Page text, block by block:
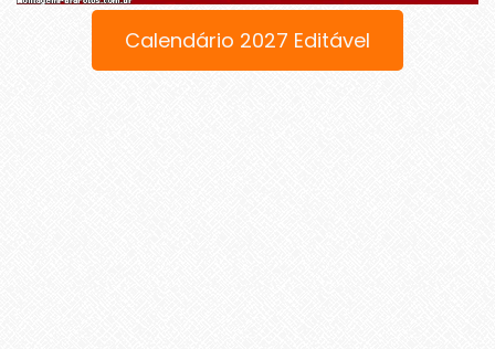
Calendário 2027 Editável